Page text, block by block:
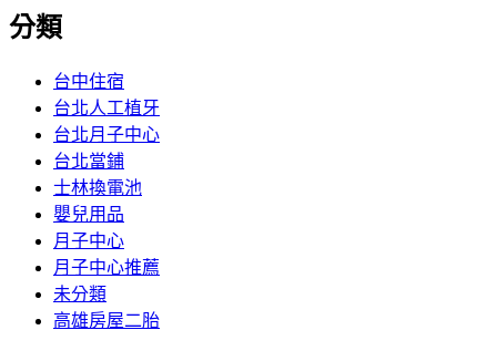
分類
台中住宿
台北人工植牙
台北月子中心
台北當鋪
士林換電池
嬰兒用品
月子中心
月子中心推薦
未分類
高雄房屋二胎